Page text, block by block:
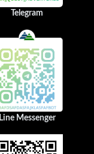
Telegram
Line Messenger